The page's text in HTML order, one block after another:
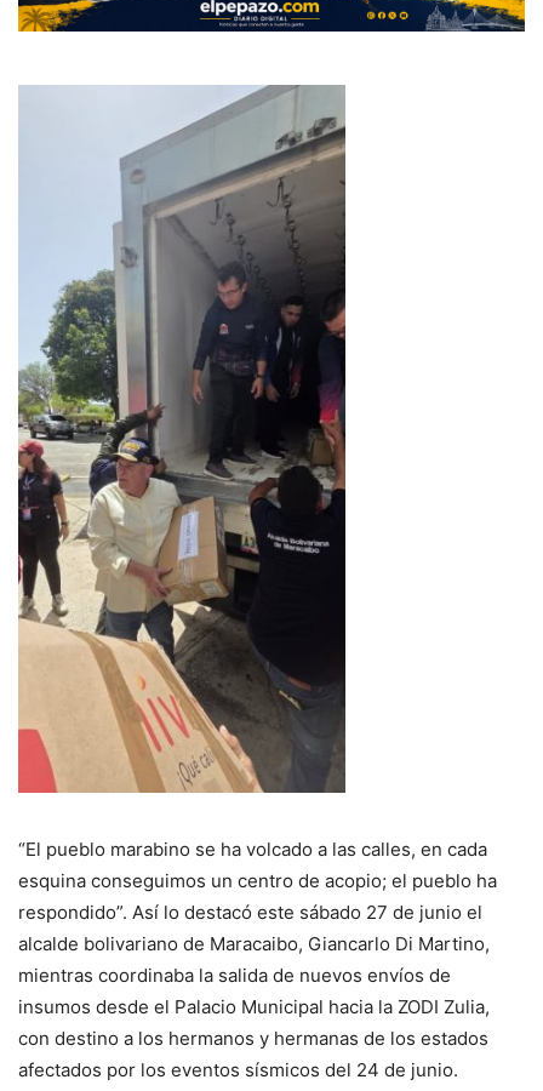
“El pueblo marabino se ha volcado a las calles, en cada
esquina conseguimos un centro de acopio; el pueblo ha
respondido”. Así lo destacó este sábado 27 de junio el
alcalde bolivariano de Maracaibo, Giancarlo Di Martino,
mientras coordinaba la salida de nuevos envíos de
insumos desde el Palacio Municipal hacia la ZODI Zulia,
con destino a los hermanos y hermanas de los estados
afectados por los eventos sísmicos del 24 de junio.